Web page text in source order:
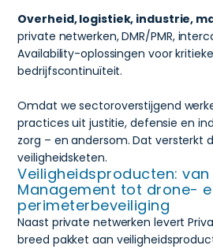
Overheid, logistiek, industrie,
private netwerken, DMR/PMR,
Availability-oplossingen voor
bedrijfscontinuïteit.
Omdat we sectoroverstijgend
practices uit justitie, defensie en
zorg – en andersom. Dat versterkt
veiligheidsketen.
Veiligheidsproducten: van
Management tot drone-
perimeterbeveiliging
Naast private netwerken levert
breed pakket aan